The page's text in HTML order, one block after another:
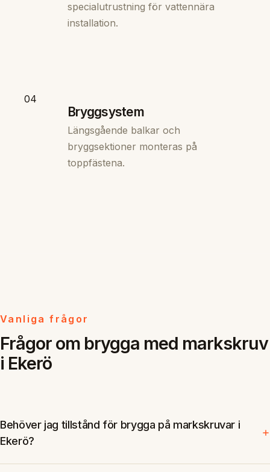
specialutrustning för vattennära
installation.
04
Bryggsystem
Längsgående balkar och
bryggsektioner monteras på
toppfästena.
Vanliga frågor
Frågor om brygga med markskruv
i Ekerö
Behöver jag tillstånd för brygga på markskruvar i
Ekerö?